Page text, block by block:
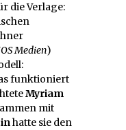
die Verlage:
Medien)
funktioniert
Myriam
mit
hatte sie den